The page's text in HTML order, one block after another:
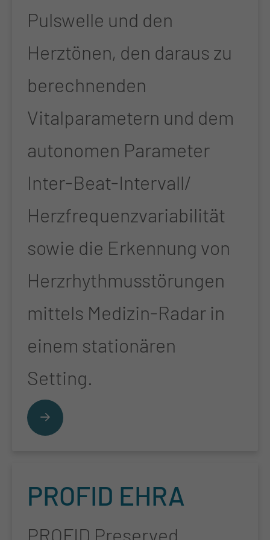
Pulswelle und den
Herztönen, den daraus zu
berechnenden
Vitalparametern und dem
autonomen Parameter
Inter-Beat-Intervall/
Herzfrequenzvariabilität
sowie die Erkennung von
Herzrhythmusstörungen
mittels Medizin-Radar in
einem stationären
Setting.
PRO­FID EHRA
PROFID Preserved